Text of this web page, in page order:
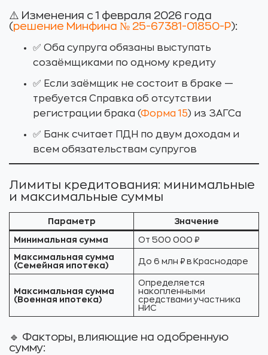
⚠️ Изменения с 1 февраля 2026 года
(решение Минфина № 25-67381-01850-Р):
✅ Оба супруга обязаны выступать
созаёмщиками по одному кредиту
✅ Если заёмщик не состоит в браке —
требуется Справка об отсутствии
регистрации брака (Форма 15) из ЗАГСа
✅ Банк считает ПДН по двум доходам и
всем обязательствам супругов
Лимиты кредитования: минимальные
и максимальные суммы
Параметр Значение
Минимальная сумма От 500 000 ₽
Максимальная сумма
(Семейная ипотека)
До 6 млн ₽ в Краснодаре
Максимальная сумма
(Военная ипотека)
Определяется
накопленными
средствами участника
НИС
🔹 Факторы, влияющие на одобренную
сумму: